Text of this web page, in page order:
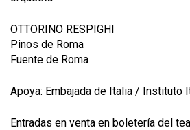
OTTORINO RESPIGHI
Pinos de Roma
Fuente de Roma
Apoya: Embajada de Italia / Instituto
Entradas en venta en boletería del